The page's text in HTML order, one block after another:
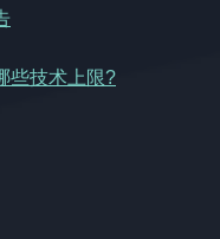
些技术上限?